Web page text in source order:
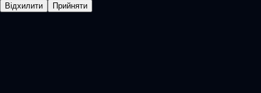
Відхилити Прийняти